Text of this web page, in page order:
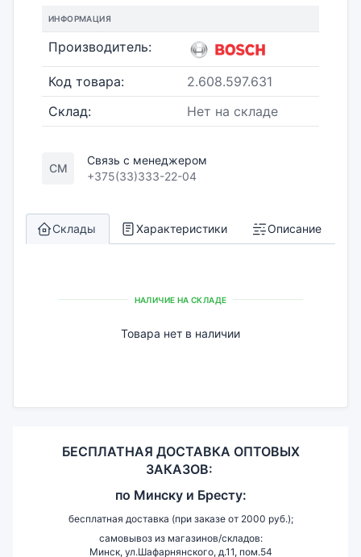
ИНФОРМАЦИЯ
Производитель:
Код товара:
2.608.597.631
Склад:
Нет на складе
СМ
Связь с менеджером
+375(33)333-22-04
Склады Характеристики Описание
НАЛИЧИЕ НА СКЛАДЕ
Товара нет в наличии
БЕСПЛАТНАЯ ДОСТАВКА ОПТОВЫХ
ЗАКАЗОВ:
по Минску и Бресту:
бесплатная доставка (при заказе от 2000 руб.);
самовывоз из магазинов/складов:
Минск, ул.Шафарнянского, д.11, пом.54